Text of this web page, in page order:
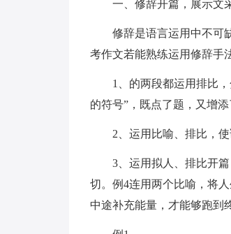
一、修辞开篇，展示文
修辞是语言运用中不可
考作文若能熟练运用修辞手
1、的两段都运用排比
的符号”，既点了题，又增添
2、运用比喻、排比，
3、运用拟人、排比开
切。例4连用两个比喻，将
中途补充能量，才能够跑到